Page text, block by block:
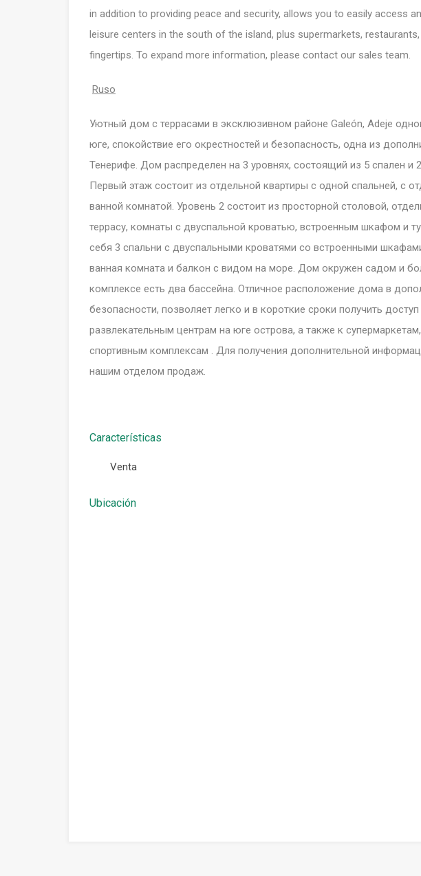
in addition to providing peace and security, allows you to easily access
leisure centers in the south of the island, plus supermarkets,
fingertips. To expand more information, please contact our sales team.
Ruso
Уютный дом с террасами в эксклюзивном районе Galeón, Adeje
юге, спокойствие его окрестностей и безопасность, одна из
Тенерифе. Дом распределен на 3 уровнях, состоящий из 5 спален и
Первый этаж состоит из отдельной квартиры с одной спальней, с
ванной комнатой. Уровень 2 состоит из просторной столовой,
террасу, комнаты с двуспальной кроватью, встроенным шкафом и
себя 3 спальни с двуспальными кроватями со встроенными
ванная комната и балкон с видом на море. Дом окружен садом и
комплексе есть два бассейна. Отличное расположение дома в
безопасности, позволяет легко и в короткие сроки получить
развлекательным центрам на юге острова, а также к
спортивным комплексам . Для получения дополнительной
нашим отделом продаж.
Características
Venta
Ubicación